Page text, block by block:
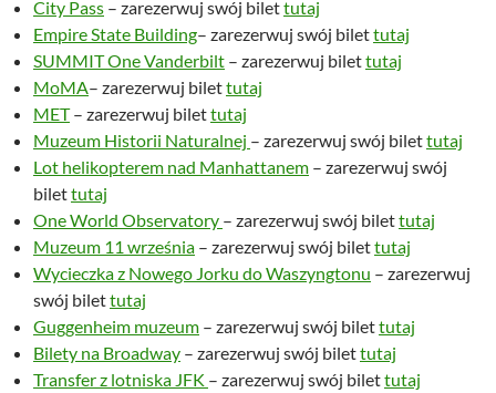
City Pass – zarezerwuj swój bilettutaj
Empire State Building– zarezerwuj swój bilettutaj
SUMMIT One Vanderbilt – zarezerwuj bilettutaj
MoMA– zarezerwuj bilettutaj
MET– zarezerwuj bilettutaj
Muzeum Historii Naturalnej – zarezerwuj swój bilettutaj
Lot helikopterem nad Manhattanem – zarezerwuj swój
bilettutaj
One World Observatory – zarezerwuj swój bilettutaj
Muzeum 11 września – zarezerwuj swój bilettutaj
Wycieczka z Nowego Jorku do Waszyngtonu – zarezerwuj
swój bilettutaj
Guggenheim muzeum – zarezerwuj swój bilettutaj
Bilety na Broadway – zarezerwuj swój bilettutaj
Transfer z lotniska JFK – zarezerwuj swój bilettutaj